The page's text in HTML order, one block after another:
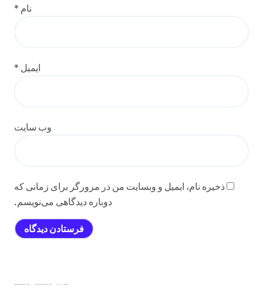
نام *
ایمیل *
وب‌ سایت
ذخیره نام، ایمیل و وبسایت من در مرورگر برای زمانی که
دوباره دیدگاهی می‌نویسم.
جستجو